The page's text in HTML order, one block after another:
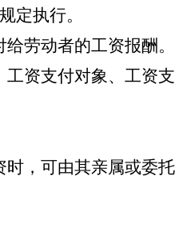
定执行。
劳动者的工资报酬。
资支付对象、工资支
时，可由其亲属或委托